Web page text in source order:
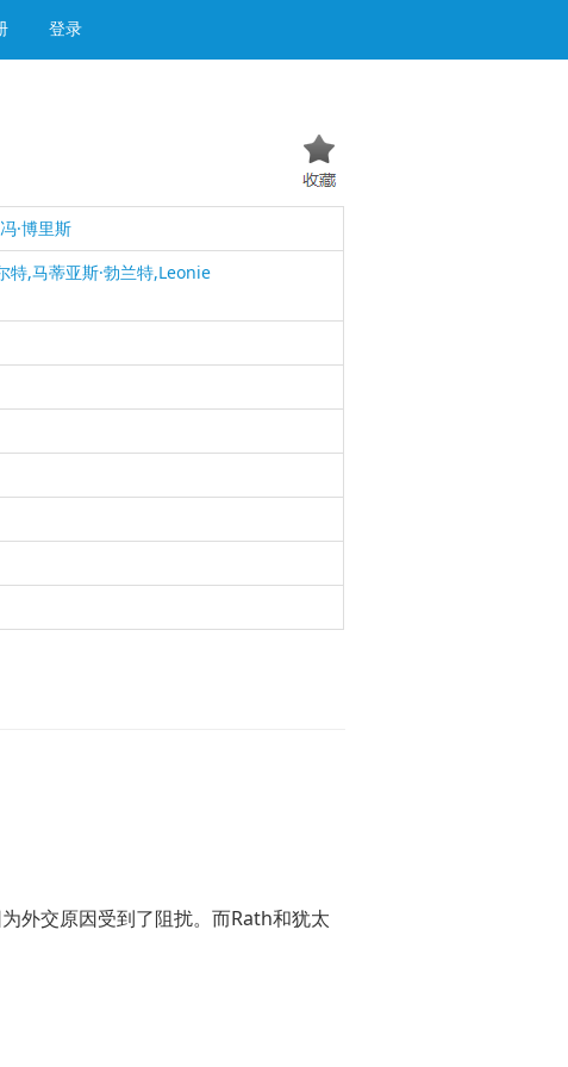
登录
·博里斯
特,马蒂亚斯·勃兰特,Leonie
外交原因受到了阻扰。而Rath和犹太